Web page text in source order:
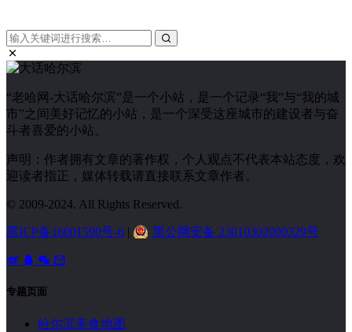
“老哈网-大话哈尔滨”是一个小站，是一个记录“我”与“我的城
市”之间美好记忆的小站，是一个深受这座城市的建设者与奋
斗者喜爱的小站。
声明：作者拥有文章的著作权，个人观点不代表本站态度，欢
迎读者指正，媒体转载请直接联系文章作者。
© 2009-2024. All Rights Reserved.
黑ICP备16001590号-6 | 黑公网安备 23010302000329号
专题页面
哈尔滨美食地图